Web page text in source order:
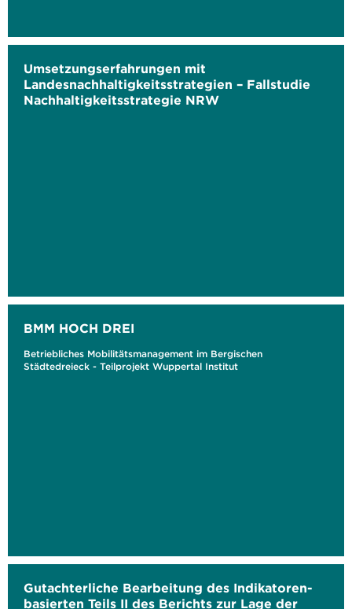
Umsetzungserfahrungen mit
Landesnachhaltigkeitsstrategien – Fallstudie
Nachhaltigkeitsstrategie NRW
BMM HOCH DREI
Betriebliches Mobilitätsmanagement im Bergischen
Städtedreieck - Teilprojekt Wuppertal Institut
Gutachterliche Bearbeitung des Indikatoren-
basierten Teils II des Berichts zur Lage der